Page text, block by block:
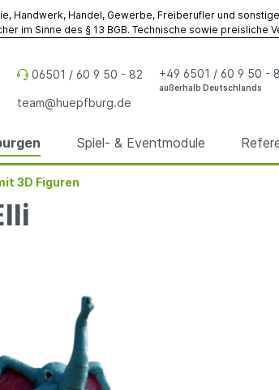
Handwerk, Handel, Gewerbe, Freiberufler und
im Sinne des § 13 BGB. Technische sowie
06501 / 60 9 50 - 82 +49 6501 / 60 9 50 -
außerhalb Deutschlands
team@huepfburg.de
Spiel- & Eventmodule
Werbezelte
Unterlegplanen
3D Figuren